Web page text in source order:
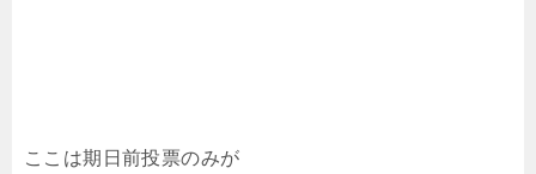
ここは期日前投票のみが